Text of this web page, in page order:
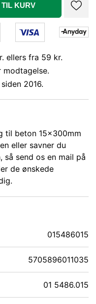
KURV
ellers fra 59 kr.
modtagelse.
2016.
til beton 15x300mm
eller savner du
så send os en mail på
de ønskede
015486015
5705896011035
01 5486.015